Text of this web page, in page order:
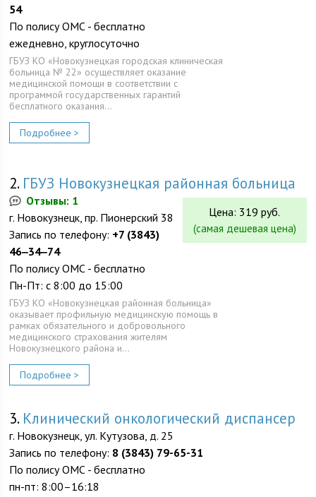
54
По полису ОМС - бесплатно
ежедневно, круглосуточно
ГБУЗ КО «Новокузнецкая городская клиническая
больница № 22» осуществляет оказание
медицинской помощи в соответствии с
программой государственных гарантий
бесплатного оказания…
Подробнее >
2. ГБУЗ Новокузнецкая районная больница
Цена: 319 руб.
(самая дешевая цена)
Отзывы: 1
г. Новокузнецк, пр. Пионерский 38
Запись по телефону: +7 (3843)
46‒34‒74
По полису ОМС - бесплатно
Пн-Пт: с 8:00 до 15:00
ГБУЗ КО «Новокузнецкая районная больница»
оказывает профильную медицинскую помощь в
рамках обязательного и добровольного
медицинского страхования жителям
Новокузнецкого района и…
Подробнее >
3. Клинический онкологический диспансер
г. Новокузнецк, ул. Кутузова, д. 25
Запись по телефону: 8 (3843) 79-65-31
По полису ОМС - бесплатно
пн-пт: 8:00–16:18